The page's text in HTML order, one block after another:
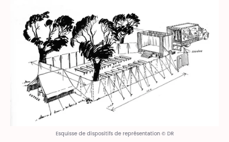
Esquisse de dispositifs de représentation © DR